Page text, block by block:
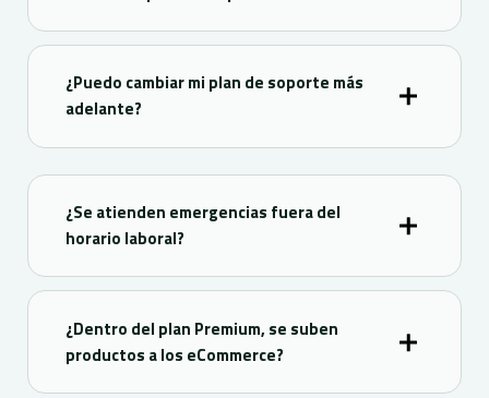
¿Puedo cambiar mi plan de soporte más
adelante?
¿Se atienden emergencias fuera del
horario laboral?
¿Dentro del plan Premium, se suben
productos a los eCommerce?